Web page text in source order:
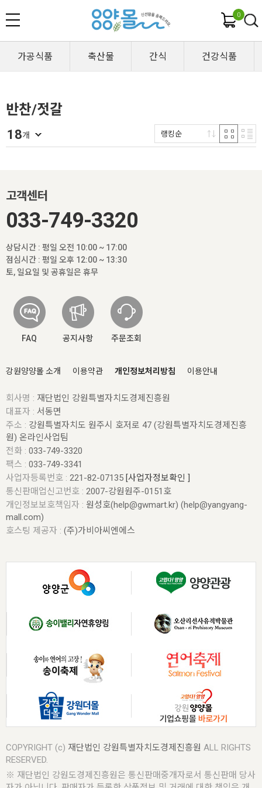
0
가공식품 축산물 간식 건강식품
반찬/젓갈
18개 랭킹순
고객센터
033-749-3320
상담시간 : 평일 오전 10:00 ~ 17:00
점심시간 : 평일 오후 12:00 ~ 13:30
토, 일요일 및 공휴일은 휴무
FAQ 공지사항 주문조회
강원양양몰 소개 이용약관 개인정보처리방침 이용안내
회사명 : 재단법인 강원특별자치도경제진흥원
대표자 : 서동면
주소 : 강원특별자치도 원주시 호저로 47 (강원특별자치도경제진흥
원) 온라인사업팀
전화 : 033-749-3320
팩스 : 033-749-3341
사업자등록번호 : 221-82-07135 [사업자정보확인 ]
통신판매업신고번호 : 2007-강원원주-0151호
개인정보보호책임자 : 원성호(help@gwmart.kr) (help@yangyang-
mall.com)
호스팅 제공자 : (주)가비아씨엔에스
COPYRIGHT (c) 재단법인 강원특별자치도경제진흥원 ALL RIGHTS
RESERVED.
※ 재단법인 강원도경제진흥원은 통신판매중개자로서 통신판매 당사